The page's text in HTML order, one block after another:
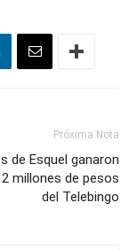
Próxima Nota
de Esquel ganaron
millones de pesos
del Telebingo